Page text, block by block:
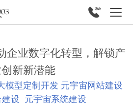
企业数字化转型，解锁产
新新潜能
模型定制开发 元宇宙网站建设
设 元宇宙系统建设